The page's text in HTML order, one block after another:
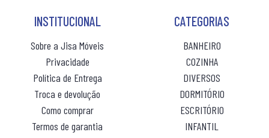
INSTITUCIONAL
Sobre a Jisa Móveis
Privacidade
Política de Entrega
Troca e devolução
Como comprar
Termos de garantia
CATEGORIAS
BANHEIRO
COZINHA
DIVERSOS
DORMITÓRIO
ESCRITÓRIO
INFANTIL